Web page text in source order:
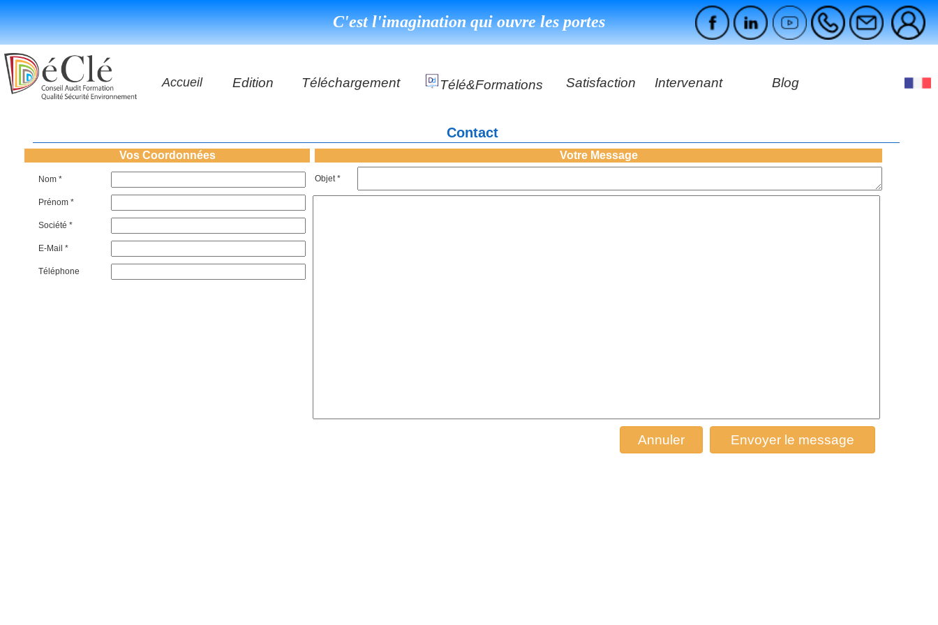
C'est l'imagination qui ouvre les portes
Accueil Edition
Les applications
DéClé Excellence Opérationnel Formation
DéClé Excellence Opérationnel Audit
Les livres
Téléchargement Télé&formations Satisfaction
Témoignages
Intervenant Blog
Contact
E-Mail *
Téléphone
Société *
Nom *
Prénom *
Objet *
Vos Coordonnées Votre Message
Annuler Envoyer le message